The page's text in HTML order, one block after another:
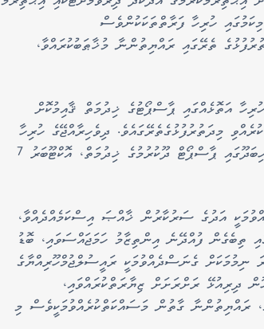
ހުރިހާ ފަރާތްތަކަކުންވެސް
ތެރޭގައި ރައްޔިތުންނާ މުޚާޠަބުކުރައްވާ،
އަތޮޅެއްގައި ޕާސްޕޯޓުގެ ޚިދުމަތް ޤާއިމުކޮށް
މިދަތުރުފުޅުގެތެރޭގައެވެ. ދިވެހިރާއްޖޭގެ ހުރިހާ
އަތޮޅެއްގައި މި ޚިދުމަތް ފެށިގެން ދިޔައީ، އަރިއަތޮޅު ދެކުނުބުރީ މަހިބަދޫގައި ޕާސްޕޯޓް ދޫކުރުމުގެ ޚިދުމަތް، އޮކްޓޫބަރު 7
އަދުގެ ސަރުކާރުން ޚާއްޞަ އިސްކަމެއްދެއްވާ،
ފުއްދޭނެ އިންތިޒާމު ހަމަޖައްސަވައި، ބޮޑު
ގެނަސްދެއްވުމަކީ ރައީސުލްޖުމްހޫރިއްޔާގެ
ދިރިއުޅޭ ރަށްރަށަށް ޒިޔާރަތްކުރައްވައި،
ރައްޔިތުންނާ ގާތުން މަސައްކަތްކުރެއްވުމަކީވެސް މި